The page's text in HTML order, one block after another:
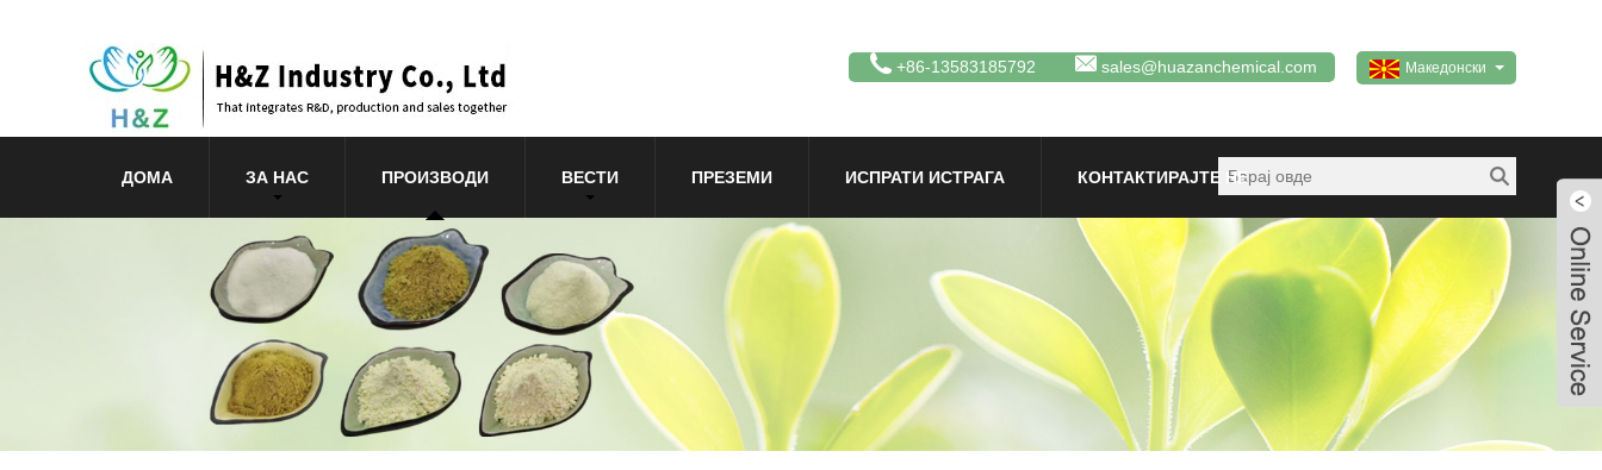
Македонски
+86-13583185792 sales@huazanchemical.com
ДОМА ЗА НАС ПРОИЗВОДИ ВЕСТИ ПРЕЗЕМИ ИСПРАТИ ИСТРАГА КОНТАКТИРАЈТЕ НЕ